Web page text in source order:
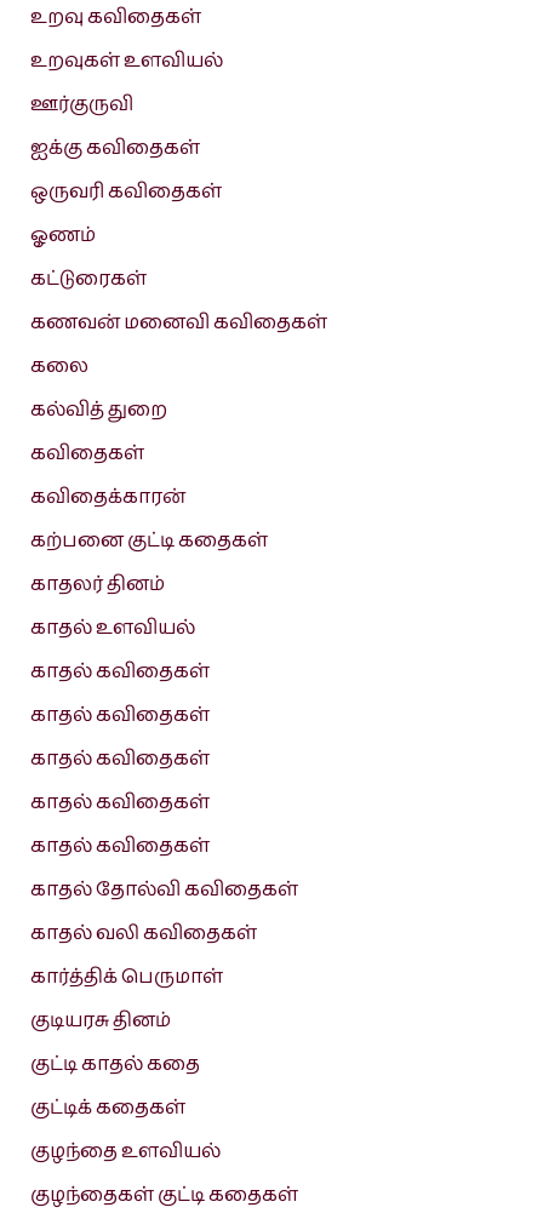
உறவு கவிதைகள்
உறவுகள் உளவியல்
ஊர்குருவி
ஐக்கு கவிதைகள்
ஒருவரி கவிதைகள்
ஓணம்
கட்டுரைகள்
கணவன் மனைவி கவிதைகள்
கலை
கல்வித் துறை
கவிதைகள்
கவிதைக்காரன்
கற்பனை குட்டி கதைகள்
காதலர் தினம்
காதல் உளவியல்
காதல் கவிதைகள்
காதல் கவிதைகள்
காதல் கவிதைகள்
காதல் கவிதைகள்
காதல் கவிதைகள்
காதல் தோல்வி கவிதைகள்
காதல் வலி கவிதைகள்
கார்த்திக் பெருமாள்
குடியரசு தினம்
குட்டி காதல் கதை
குட்டிக் கதைகள்
குழந்தை உளவியல்
குழந்தைகள் குட்டி கதைகள்